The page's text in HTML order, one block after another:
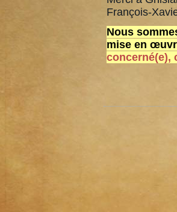
François-
Nous
mise en
concerné(e),